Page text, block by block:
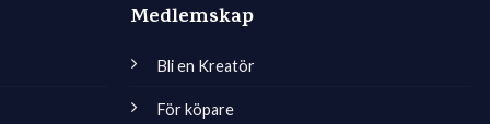
Medlemskap
Bli en Kreatör
För köpare